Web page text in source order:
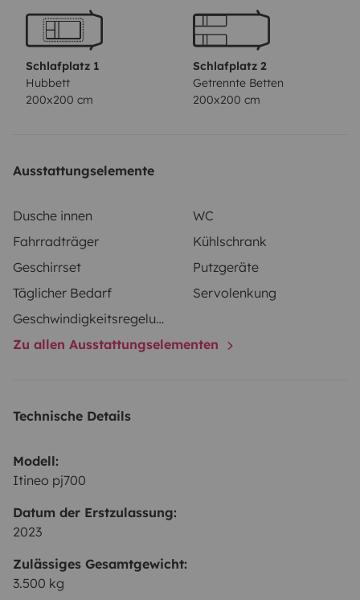
spacieuse .si besoin poser vos questions on vous
répondra avec plaisir.
Schlafplatz 1
Hubbett
200x200 cm
Schlafplatz 2
Getrennte Betten
200x200 cm
Ausstattungselemente
Dusche innen
WC
Fahrradträger
Kühlschrank
Geschirrset
Putzgeräte
Täglicher Bedarf
Servolenkung
Geschwindigkeitsregelung
Zu allen Ausstattungselementen
Technische Details
Modell:
Itineo pj700
Datum der Erstzulassung:
2023
Zulässiges Gesamtgewicht:
3.500 kg